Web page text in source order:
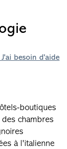
J'ai besoin d'aide
boutiques
des chambres
à l'italienne